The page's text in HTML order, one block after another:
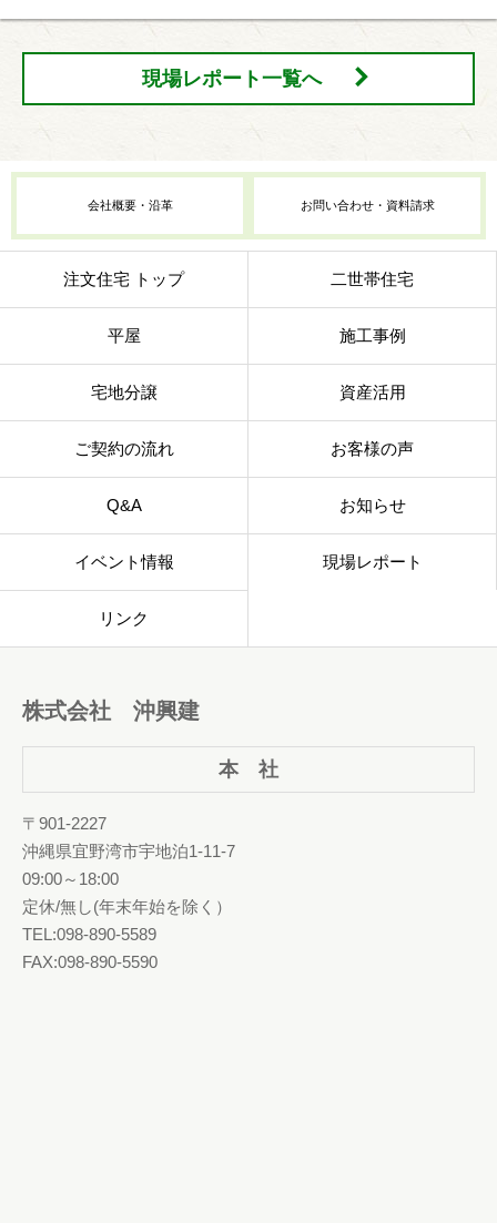
現場レポート一覧へ
会社概要・沿革 お問い合わせ・資料請求
注文住宅 トップ 二世帯住宅
平屋 施工事例
宅地分譲 資産活用
ご契約の流れ お客様の声
Q&A お知らせ
イベント情報 現場レポート
リンク
株式会社 沖興建
本 社
〒901-2227
沖縄県宜野湾市宇地泊1-11-7
09:00～18:00
定休/無し(年末年始を除く）
TEL:098-890-5589
FAX:098-890-5590